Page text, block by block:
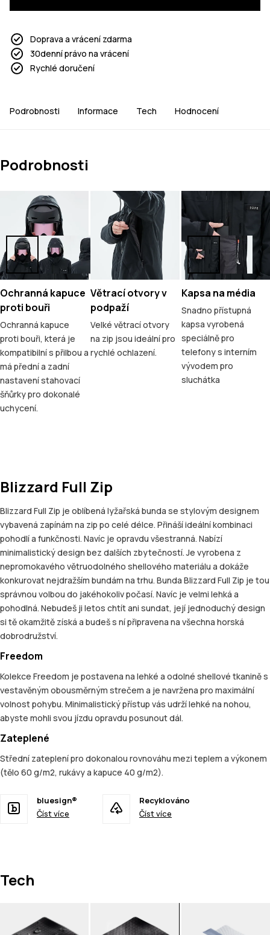
Doprava a vrácení zdarma
30denní právo na vrácení
Rychlé doručení
Podrobnosti Informace Tech Hodnocení
Podrobnosti
Ochranná kapuce
proti bouři
Ochranná kapuce
proti bouři, která je
kompatibilní s přilbou a
má přední a zadní
nastavení stahovací
šňůrky pro dokonalé
uchycení.
Větrací otvory v
podpaží
Velké větrací otvory
na zip jsou ideální pro
rychlé ochlazení.
Kapsa na média
Snadno přístupná
kapsa vyrobená
speciálně pro
telefony s interním
vývodem pro
sluchátka
Blizzard Full Zip
Blizzard Full Zip je oblíbená lyžařská bunda se stylovým designem
vybavená zapínám na zip po celé délce. Přináší ideální kombinaci
pohodlí a funkčnosti. Navíc je opravdu všestranná. Nabízí
minimalistický design bez dalších zbytečností. Je vyrobena z
nepromokavého větruodolného shellového materiálu a dokáže
konkurovat nejdražším bundám na trhu. Bunda Blizzard Full Zip je tou
správnou volbou do jakéhokoliv počasí. Navíc je velmi lehká a
pohodlná. Nebudeš ji letos chtít ani sundat, její jednoduchý design
si tě okamžitě získá a budeš s ní připravena na všechna horská
dobrodružství.
Freedom
Kolekce Freedom je postavena na lehké a odolné shellové tkanině s
vestavěným obousměrným strečem a je navržena pro maximální
volnost pohybu. Minimalistický přístup vás udrží lehké na nohou,
abyste mohli svou jízdu opravdu posunout dál.
Zateplené
Střední zateplení pro dokonalou rovnováhu mezi teplem a výkonem
(tělo 60 g/m2, rukávy a kapuce 40 g/m2).
bluesign®
Číst více
Recyklováno
Číst více
Tech